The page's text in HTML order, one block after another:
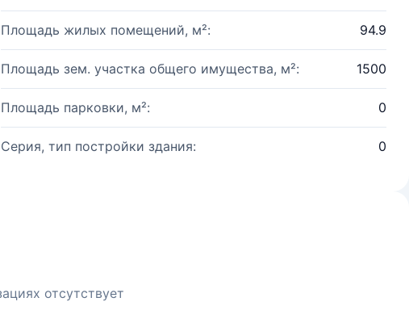
Площадь жилых помещений, м²: 94.9
Площадь зем. участка общего имущества, м²: 1500
Площадь парковки, м²: 0
Серия, тип постройки здания: 0
отсутствует